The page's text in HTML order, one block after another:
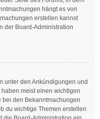
hängt es von
erstellen kannst
der Board-Administration
unter den Ankündigungen und
meist einen wichtigen
bei den Bekanntmachungen
du wichtige Themen erstellen